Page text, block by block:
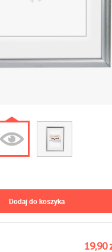
19,90
dodaj do koszyka